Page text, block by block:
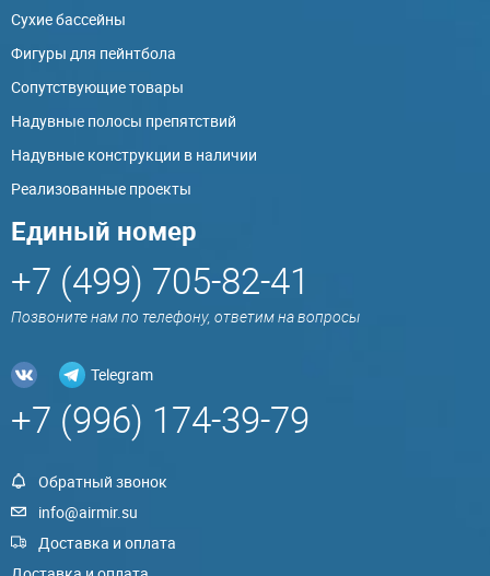
Сухие бассейны
Фигуры для пейнтбола
Сопутствующие товары
Надувные полосы препятствий
Надувные конструкции в наличии
Реализованные проекты
Единый номер
+7 (499) 705-82-41
Позвоните нам по телефону, ответим на вопросы
Telegram
+7 (996) 174-39-79
Обратный звонок
info@airmir.su
Доставка и оплата